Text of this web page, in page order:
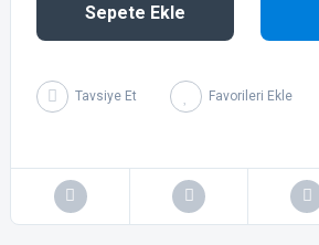
Sepete Ekle
Tavsiye Et